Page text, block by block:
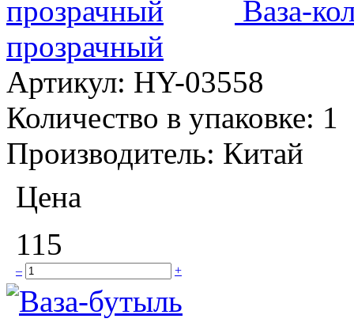
Ваза-
прозрачный
Артикул: HY-03558
Количество в упаковке: 1
Производитель: Китай
Цена
115
– +